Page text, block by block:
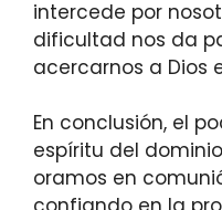
intercede por
dificultad nos da
acercarnos a Dios
En conclusión, el
espíritu del
oramos en